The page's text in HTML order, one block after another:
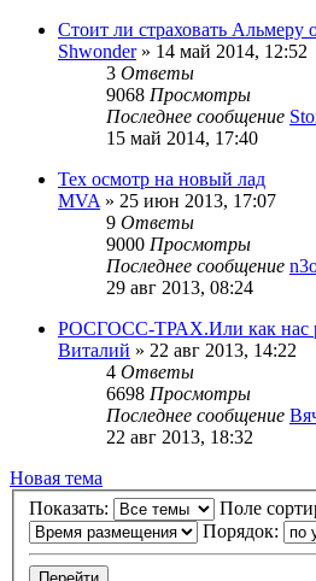
Стоит ли страховать Альмеру
Shwonder» 14 май 2014, 12:52
3 Ответы
9068 Просмотры
Последнее сообщение
15 май 2014, 17:40
Тех осмотр на новый лад
MVA » 25 июн 2013, 17:07
9 Ответы
9000 Просмотры
Последнее сообщение
29 авг 2013, 08:24
РОСГОСС-ТРАХ.Или как нас
Виталий » 22 авг 2013, 14:22
4 Ответы
6698 Просмотры
Последнее сообщение
22 авг 2013, 18:32
Новая тема
Показать:
Поле
Порядок: